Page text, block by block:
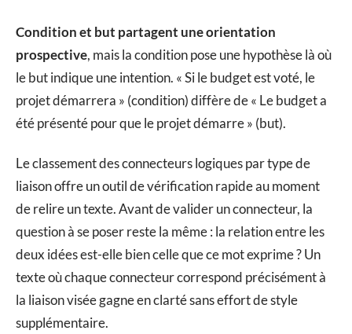
Condition et but partagent une orientation
prospective, mais la condition pose une hypothèse là où
le but indique une intention. « Si le budget est voté, le
projet démarrera » (condition) diffère de « Le budget a
été présenté pour que le projet démarre » (but).
Le classement des connecteurs logiques par type de
liaison offre un outil de vérification rapide au moment
de relire un texte. Avant de valider un connecteur, la
question à se poser reste la même : la relation entre les
deux idées est-elle bien celle que ce mot exprime ? Un
texte où chaque connecteur correspond précisément à
la liaison visée gagne en clarté sans effort de style
supplémentaire.